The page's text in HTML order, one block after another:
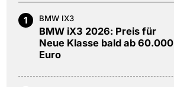
1 BMW IX3
BMW iX3 2026: Preis für
Neue Klasse bald ab 60.000
Euro